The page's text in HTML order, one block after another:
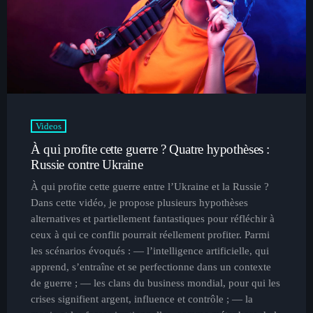
Accueil
Candidatures En Direct
Conversation En Direct
Du Moment Actualités
Charts
DJS
Événements
Contacts
Contacts
Videos
À qui profite cette guerre ? Quatre hypothèses :
Russie contre Ukraine
À qui profite cette guerre entre l’Ukraine et la Russie ?
Dans cette vidéo, je propose plusieurs hypothèses
alternatives et partiellement fantastiques pour réfléchir à
ceux à qui ce conflit pourrait réellement profiter. Parmi
les scénarios évoqués : — l’intelligence artificielle, qui
apprend, s’entraîne et se perfectionne dans un contexte
de guerre ; — les clans du business mondial, pour qui les
crises signifient argent, influence et contrôle ; — la